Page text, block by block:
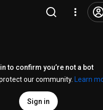
to confirm you’re not a bot
our community.
Learn
Sign in